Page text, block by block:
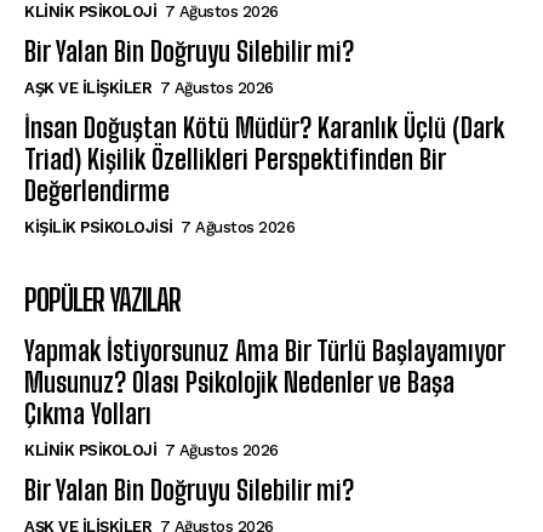
KLINIK PSIKOLOJI 7 Ağustos 2026
Bir Yalan Bin Doğruyu Silebilir mi?
AŞK VE İLIŞKILER 7 Ağustos 2026
İnsan Doğuştan Kötü Müdür? Karanlık Üçlü (Dark
Triad) Kişilik Özellikleri Perspektifinden Bir
Değerlendirme
KIŞILIK PSIKOLOJISI 7 Ağustos 2026
POPÜLER YAZILAR
Yapmak İstiyorsunuz Ama Bir Türlü Başlayamıyor
Musunuz? Olası Psikolojik Nedenler ve Başa
Çıkma Yolları
KLINIK PSIKOLOJI 7 Ağustos 2026
Bir Yalan Bin Doğruyu Silebilir mi?
AŞK VE İLIŞKILER 7 Ağustos 2026